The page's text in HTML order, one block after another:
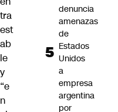
tra
est
ab
le
y
“e
n
denuncia
amenazas
de
Estados
Unidos
a
empresa
argentina
por